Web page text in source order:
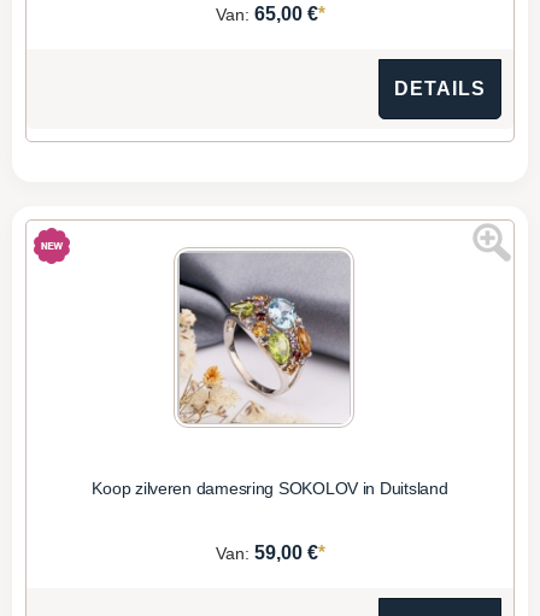
Van: 65,00 €*
DETAILS
Koop zilveren damesring SOKOLOV in Duitsland
Van: 59,00 €*